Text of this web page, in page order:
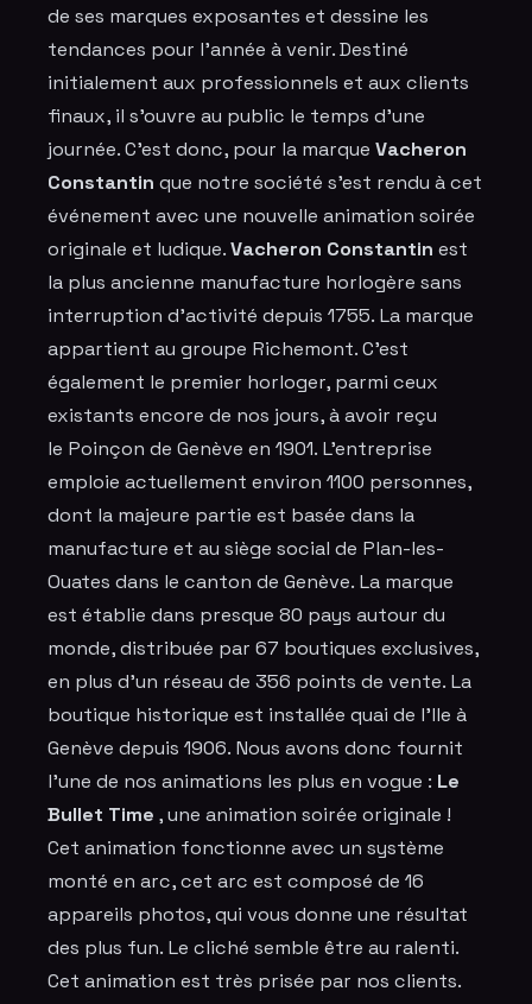
de ses marques exposantes et dessine les
tendances pour l'année à venir. Destiné
initialement aux professionnels et aux clients
finaux, il s'ouvre au public le temps d'une
journée. C'est donc, pour la marque Vacheron
Constantin que notre société s'est rendu à cet
événement avec une nouvelle animation soirée
originale et ludique.Vacheron Constantin est
la plus ancienne manufacture horlogère sans
interruption d'activité depuis 1755. La marque
appartient au groupe Richemont. C'est
également le premier horloger, parmi ceux
existants encore de nos jours, à avoir reçu
le Poinçon de Genève en 1901. L'entreprise
emploie actuellement environ 1100 personnes,
dont la majeure partie est basée dans la
manufacture et au siège social de Plan-les-
Ouates dans le canton de Genève. La marque
est établie dans presque 80 pays autour du
monde, distribuée par 67 boutiques exclusives,
en plus d'un réseau de 356 points de vente. La
boutique historique est installée quai de l'Ile à
Genève depuis 1906. Nous avons donc fournit
l'une de nos animations les plus en vogue : Le
Bullet Time , une animation soirée originale !
Cet animation fonctionne avec un système
monté en arc, cet arc est composé de 16
appareils photos, qui vous donne une résultat
des plus fun. Le cliché semble être au ralenti.
Cet animation est très prisée par nos clients.